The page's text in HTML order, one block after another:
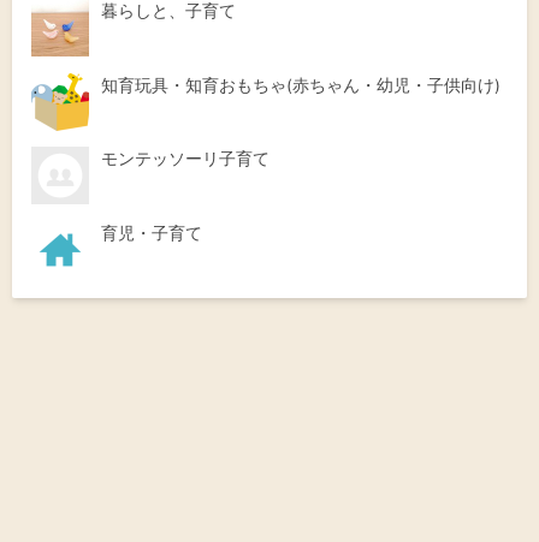
暮らしと、子育て
知育玩具・知育おもちゃ(赤ちゃん・幼児・子供向け)
モンテッソーリ子育て
育児・子育て